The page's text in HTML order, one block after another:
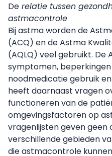
De relatie tussen
astmacontrole
Bij astma worden de
(ACQ) en de Astma
(AQLQ) veel gebruikt. De
symptomen,
noodmedicatie gebruik
heeft daarnaast vragen
functioneren van de
omgevingsfactoren op
vragenlijsten geven
verschillende gebieden
die astmacontrole